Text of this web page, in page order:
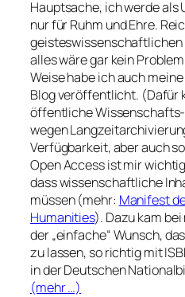
Hauptsache, ich werde als
nur für Ruhm und Ehre.
geisteswissenschaftlichen
alles wäre gar kein
Weise habe ich auch
Blog veröffentlicht. (Dafür
öffentliche
wegen
Verfügbarkeit, aber auch
Open Access ist mir
dass wissenschaftliche
müssen (mehr: Manifest
Humanities). Dazu kam
der „einfache“ Wunsch,
zu lassen, so richtig mit
in der Deutschen
(mehr …)